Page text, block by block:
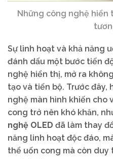
Những công nghệ hiển
Sự linh hoạt và khả năng
đánh dấu một bước tiến
nghệ hiển thị, mở ra
tạo và tiến bộ. Trước đây,
nghệ màn hình khiến cho
cong trở nên khó khăn,
nghệ OLED đã làm thay
năng linh hoạt độc đáo,
thể uốn cong mà còn duy